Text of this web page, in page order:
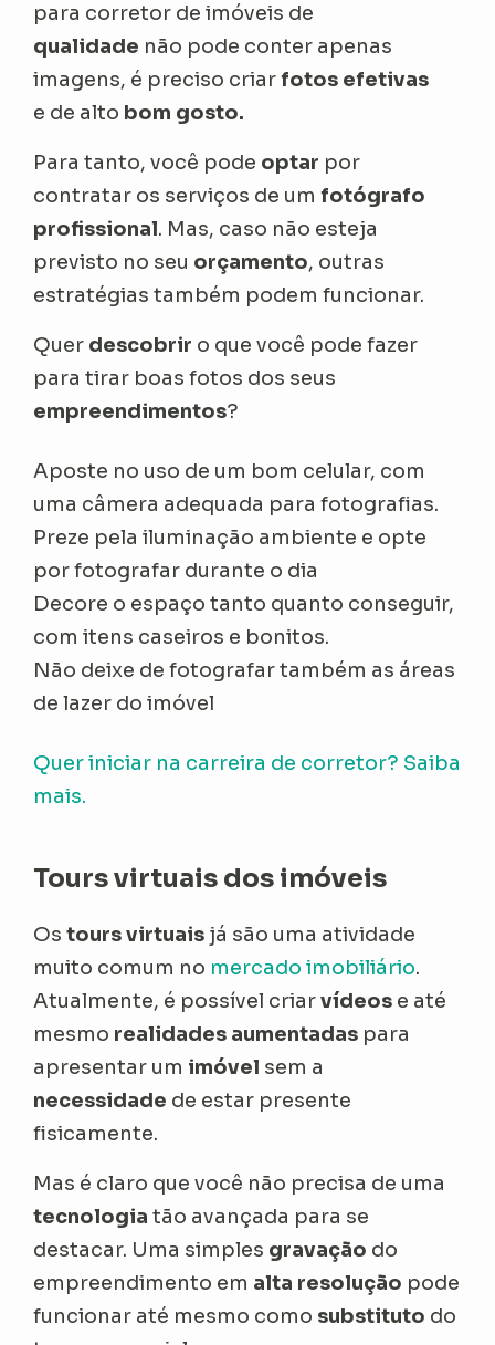
para corretor de imóveis de
qualidade não pode conter apenas
imagens, é preciso criarfotos efetivas
e de alto bom gosto.
Para tanto, você pode optar por
contratar os serviços de umfotógrafo
profissional. Mas, caso não esteja
previsto no seu orçamento, outras
estratégias também podem funcionar.
Quer descobrir o que você pode fazer
para tirar boas fotos dos seus
empreendimentos?
Aposte no uso de um bom celular, com
uma câmera adequada para fotografias.
Preze pela iluminação ambiente e opte
por fotografar durante o dia
Decore o espaço tanto quanto conseguir,
com itens caseiros e bonitos.
Não deixe de fotografar também as áreas
de lazer do imóvel
Quer iniciar na carreira de corretor? Saiba
mais.
Tours virtuais dos imóveis
Ostours virtuais já são uma atividade
muito comum no mercado imobiliário.
Atualmente, é possível criarvídeos e até
mesmo realidades aumentadas para
apresentar um imóvel sem a
necessidade de estar presente
fisicamente.
Mas é claro que você não precisa de uma
tecnologiatão avançada para se
destacar. Uma simples gravação do
empreendimento em alta resolução pode
funcionar até mesmo como substituto do